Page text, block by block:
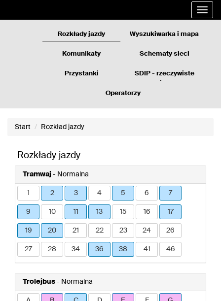
Rozkłady jazdy Wyszukiwarka i mapa
Komunikaty Schematy sieci
Przystanki
SDIP - rzeczywiste
Operatorzy
Start Rozkład jazdy
Rozkłady jazdy
Tramwaj - Normalna
1 2 3 4 5 6 7
9 10 11 13 15 16 17
19 20 21 22 23 24 26
27 28 34 36 38 41 46
Trolejbus - Normalna